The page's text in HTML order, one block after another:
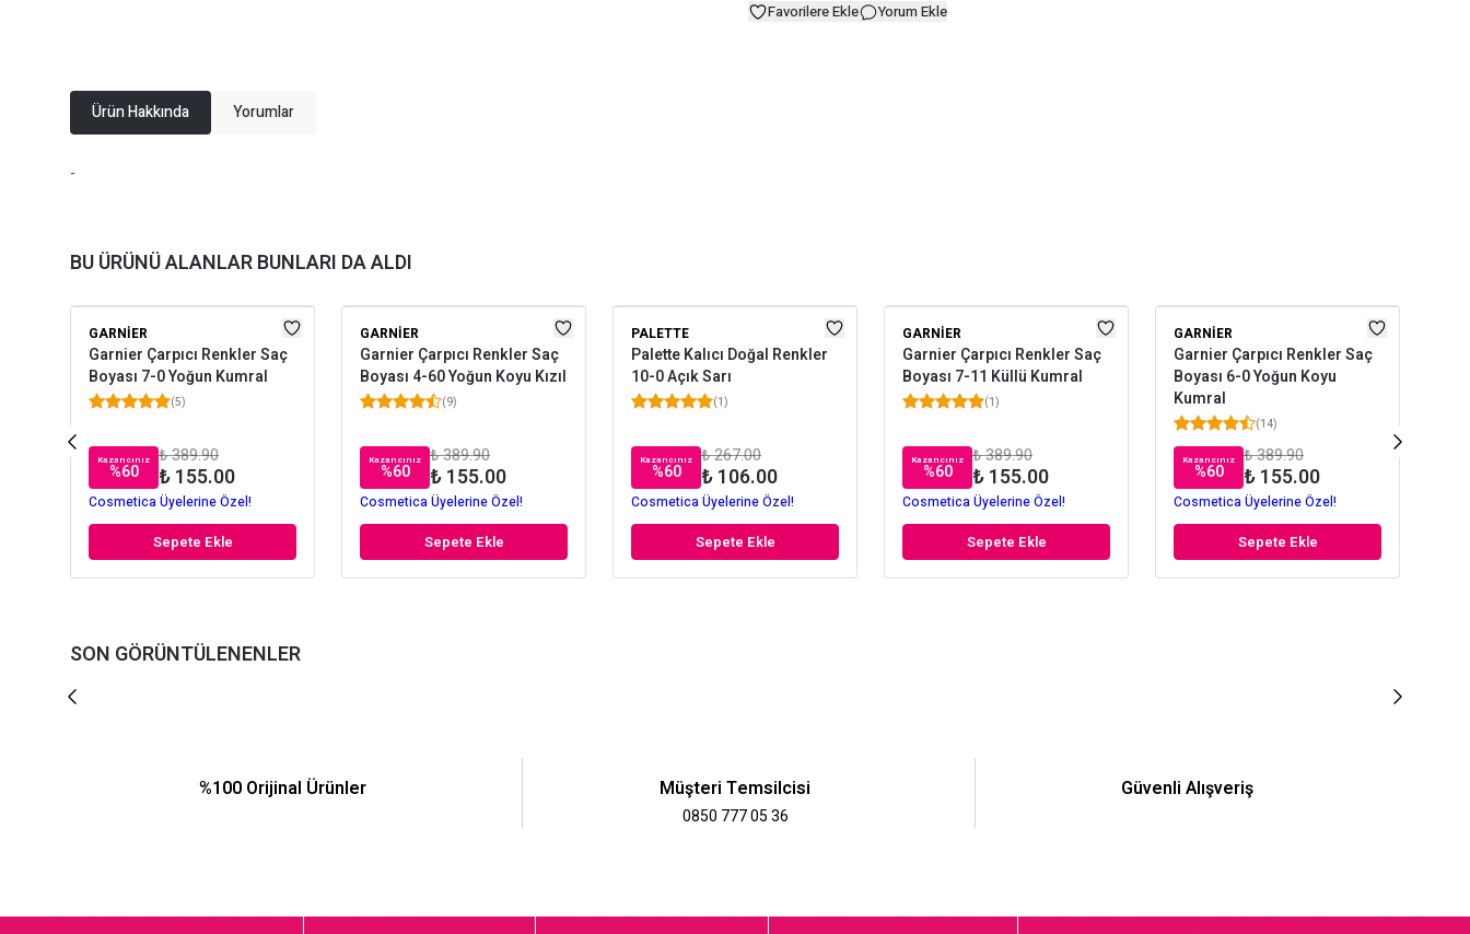
Favorilere Ekle Yorum Ekle
Ürün Hakkında Yorumlar
-
BU ÜRÜNÜ ALANLAR BUNLARI DA ALDI
GARNIER
Garnier Çarpıcı Renkler Saç
Boyası 7-0 Yoğun Kumral
(5)
Kazancınız
%60
₺ 389.90
₺ 155.00
Cosmetica Üyelerine Özel!
Sepete Ekle
GARNIER
Garnier Çarpıcı Renkler Saç
Boyası 4-60 Yoğun Koyu Kızıl
(9)
Kazancınız
%60
₺ 389.90
₺ 155.00
Cosmetica Üyelerine Özel!
Sepete Ekle
PALETTE
Palette Kalıcı Doğal Renkler
10-0 Açık Sarı
(1)
Kazancınız
%60
₺ 267.00
₺ 106.00
Cosmetica Üyelerine Özel!
Sepete Ekle
GARNIER
Garnier Çarpıcı Renkler Saç
Boyası 7-11 Küllü Kumral
(1)
Kazancınız
%60
₺ 389.90
₺ 155.00
Cosmetica Üyelerine Özel!
Sepete Ekle
GARNIER
Garnier Çarpıcı Renkler Saç
Boyası 6-0 Yoğun Koyu
Kumral
(14)
Kazancınız
%60
₺ 389.90
₺ 155.00
Cosmetica Üyelerine Özel!
Sepete Ekle
SON GÖRÜNTÜLENENLER
%100 Orijinal Ürünler Müşteri Temsilcisi
0850 777 05 36
Güvenli Alışveriş